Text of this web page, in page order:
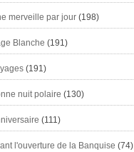
merveille par jour(198)
Blanche (191)
(191)
nuit polaire (130)
(111)
l'ouverture de la Banquise (74)